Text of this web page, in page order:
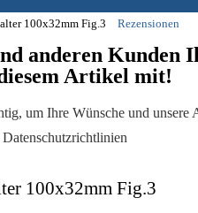
100x32mm Fig.3 Rezensionen
anderen Kunden
Artikel mit!
um Ihre Wünsche und unsere
100x32mm Fig.3